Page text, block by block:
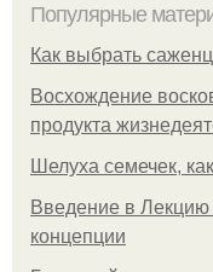
Популярные
Как выбрать
Восхождение
продукта
Шелуха семечек,
Введение в
концепции